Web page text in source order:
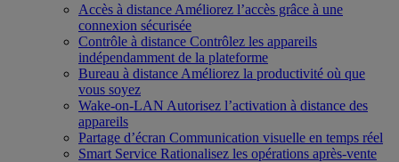
Accès à distance Améliorez l’accès grâce à une
connexion sécurisée
Contrôle à distance Contrôlez les appareils
indépendamment de la plateforme
Bureau à distance Améliorez la productivité où que
vous soyez
Wake-on-LAN Autorisez l’activation à distance des
appareils
Partage d’écran Communication visuelle en temps réel
Smart Service Rationalisez les opérations après-vente